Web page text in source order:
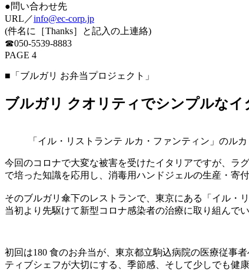
●問い合わせ先
URL／info@ec-corp.jp
(件名に［Thanks］と記入の上連絡)
☎050-5539-8883
PAGE 4
■「ブルガリ お弁当プロジェクト」
ブルガリ クオリティでシンプルなイ
「イル・リストランテ ルカ・ファンティン」のル
今回のコロナで大変な被害を受けたイタリアですが、ラ
で培った知識を応用し、消毒用ハンドジェルの生産・寄
そのブルガリ傘下のレストランで、東京にある「イル・
当初より先駆けて新型コロナ感染者の治療に取り組んで
初回は180 食のお弁当が、東京都立駒込病院の医療従事
ティブシェフが大切にする、季節感、そして少しでも健